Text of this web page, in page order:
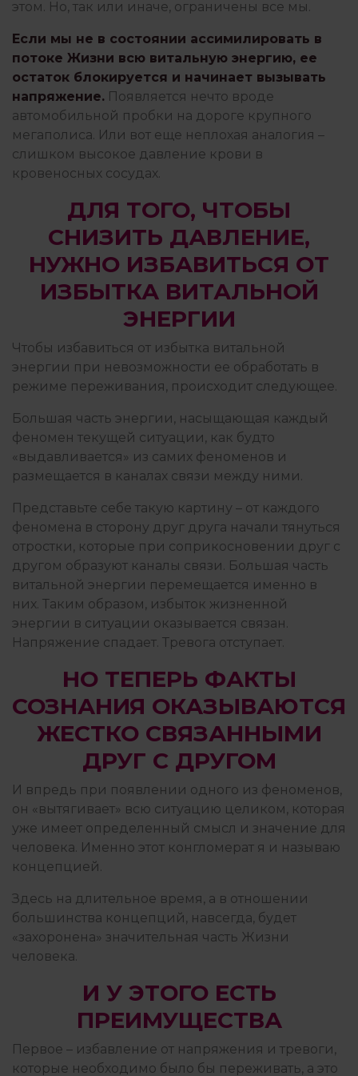
этом. Но, так или иначе, ограничены все мы.
Если мы не в состоянии ассимилировать в
потоке Жизни всю витальную энергию, ее
остаток блокируется и начинает вызывать
напряжение. Появляется нечто вроде
автомобильной пробки на дороге крупного
мегаполиса. Или вот еще неплохая аналогия –
слишком высокое давление крови в
кровеносных сосудах.
ДЛЯ ТОГО, ЧТОБЫ
СНИЗИТЬ ДАВЛЕНИЕ,
НУЖНО ИЗБАВИТЬСЯ ОТ
ИЗБЫТКА ВИТАЛЬНОЙ
ЭНЕРГИИ
Чтобы избавиться от избытка витальной
энергии при невозможности ее обработать в
режиме переживания, происходит следующее.
Большая часть энергии, насыщающая каждый
феномен текущей ситуации, как будто
«выдавливается» из самих феноменов и
размещается в каналах связи между ними.
Представьте себе такую картину – от каждого
феномена в сторону друг друга начали тянуться
отростки, которые при соприкосновении друг с
другом образуют каналы связи. Большая часть
витальной энергии перемещается именно в
них. Таким образом, избыток жизненной
энергии в ситуации оказывается связан.
Напряжение спадает. Тревога отступает.
НО ТЕПЕРЬ ФАКТЫ
СОЗНАНИЯ ОКАЗЫВАЮТСЯ
ЖЕСТКО СВЯЗАННЫМИ
ДРУГ С ДРУГОМ
И впредь при появлении одного из феноменов,
он «вытягивает» всю ситуацию целиком, которая
уже имеет определенный смысл и значение для
человека. Именно этот конгломерат я и называю
концепцией.
Здесь на длительное время, а в отношении
большинства концепций, навсегда, будет
«захоронена» значительная часть Жизни
человека.
И У ЭТОГО ЕСТЬ
ПРЕИМУЩЕСТВА
Первое – избавление от напряжения и тревоги,
которые необходимо было бы переживать, а это